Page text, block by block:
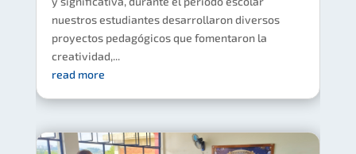
nuestros estudiantes desarrollaron diversos
proyectos pedagógicos que fomentaron la
creatividad,...
read more